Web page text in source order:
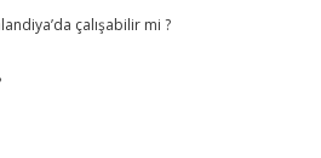
çalışabilir mi ?